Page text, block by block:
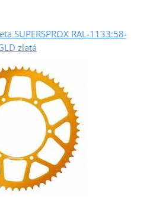
SUPERSPROX RAL-1133:58-
zlatá